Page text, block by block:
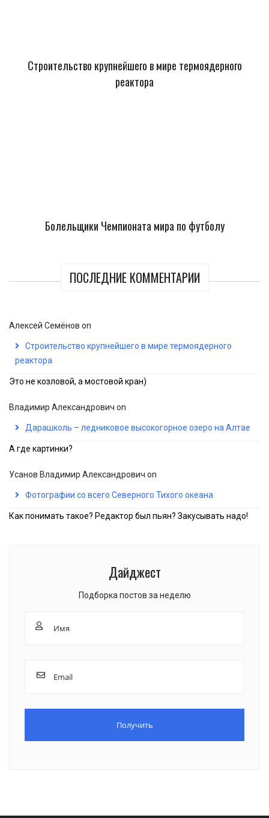
Строительство крупнейшего в мире термоядерного
реактора
Болельщики Чемпионата мира по футболу
ПОСЛЕДНИЕ КОММЕНТАРИИ
Алексей Семёнов on
Строительство крупнейшего в мире термоядерного
реактора
Это не козловой, а мостовой кран)
Владимир Александрович on
Дарашколь – ледниковое высокогорное озеро на Алтае
А где картинки?
Усанов Владимир Александрович on
Фотографии со всего Северного Тихого океана
Как понимать такое? Редактор был пьян? Закусывать надо!
Дайджест
Подборка постов за неделю